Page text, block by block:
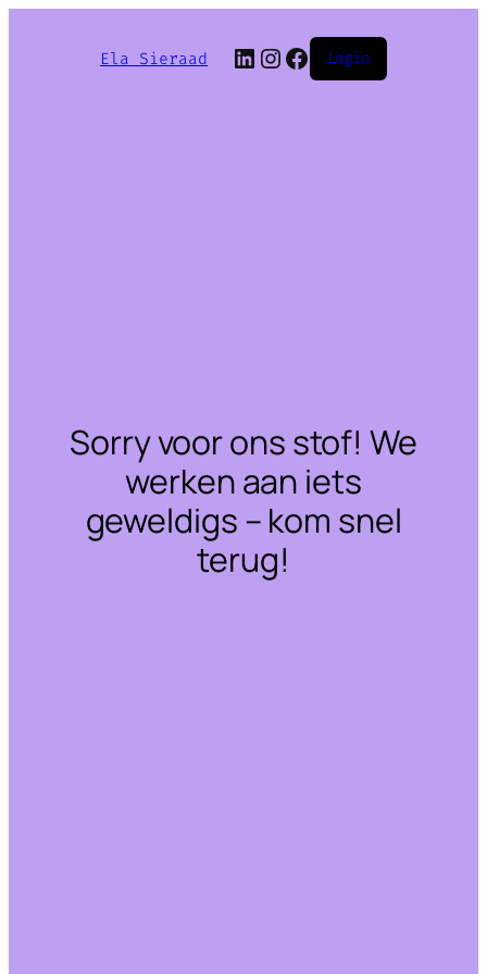
Ela Sieraad LinkedIn
Instagram
Facebook
Login
Sorry voor ons stof! We
werken aan iets
geweldigs – kom snel
terug!